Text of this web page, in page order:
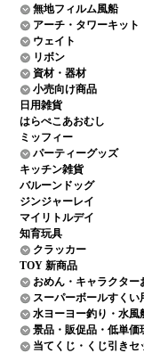
無地フィルム風船
アーチ・タワーキット
ウェイト
リボン
資材・器材
小売向け商品
日用雑貨
はらぺこあおむし
ミッフィー
パーティーグッズ
キッチン雑貨
バルーンドッグ
ジンジャーレイ
マイリトルデイ
知育玩具
クラッカー
TOY 新商品
おめん・キャラクター
スーパーボールすくい
水ヨーヨー釣り・水風
景品・販促品・低単価
当てくじ・くじ引きセ